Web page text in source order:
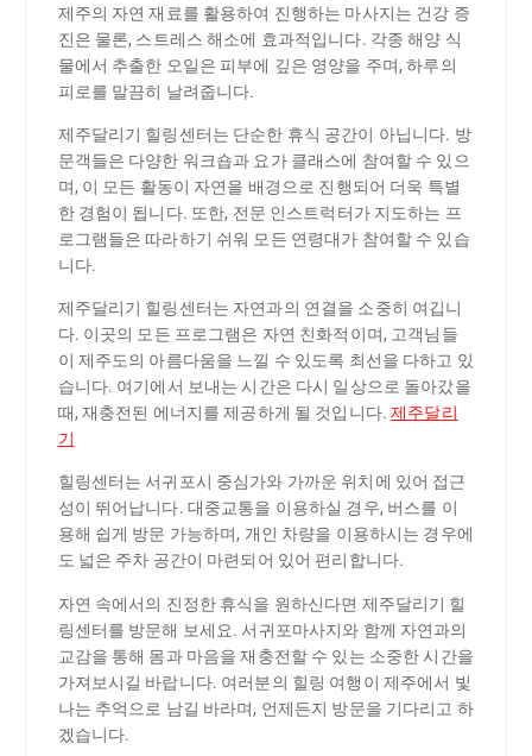
제주의 자연 재료를 활용하여 진행하는 마사지는 건강 증
진은 물론, 스트레스 해소에 효과적입니다. 각종 해양 식
물에서 추출한 오일은 피부에 깊은 영양을 주며, 하루의
피로를 말끔히 날려줍니다.
제주달리기 힐링센터는 단순한 휴식 공간이 아닙니다. 방
문객들은 다양한 워크숍과 요가 클래스에 참여할 수 있으
며, 이 모든 활동이 자연을 배경으로 진행되어 더욱 특별
한 경험이 됩니다. 또한, 전문 인스트럭터가 지도하는 프
로그램들은 따라하기 쉬워 모든 연령대가 참여할 수 있습
니다.
제주달리기 힐링센터는 자연과의 연결을 소중히 여깁니
다. 이곳의 모든 프로그램은 자연 친화적이며, 고객님들
이 제주도의 아름다움을 느낄 수 있도록 최선을 다하고 있
습니다. 여기에서 보내는 시간은 다시 일상으로 돌아갔을
때, 재충전된 에너지를 제공하게 될 것입니다.제주달리
기
힐링센터는 서귀포시 중심가와 가까운 위치에 있어 접근
성이 뛰어납니다. 대중교통을 이용하실 경우, 버스를 이
용해 쉽게 방문 가능하며, 개인 차량을 이용하시는 경우에
도 넓은 주차 공간이 마련되어 있어 편리합니다.
자연 속에서의 진정한 휴식을 원하신다면 제주달리기 힐
링센터를 방문해 보세요. 서귀포마사지와 함께 자연과의
교감을 통해 몸과 마음을 재충전할 수 있는 소중한 시간을
가져보시길 바랍니다. 여러분의 힐링 여행이 제주에서 빛
나는 추억으로 남길 바라며, 언제든지 방문을 기다리고 하
겠습니다.